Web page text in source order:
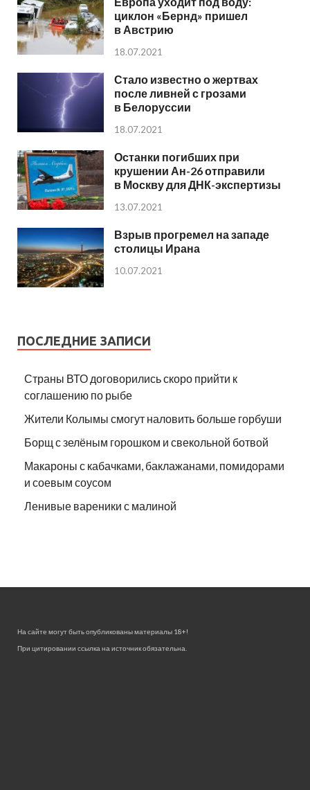
циклон «Бернд» пришел
в Австрию
18.07.2021
Стало известно о жертвах
после ливней с грозами
в Белоруссии
18.07.2021
Останки погибших при
крушении Ан-26 отправили
в Москву для ДНК-экспертизы
13.07.2021
Взрыв прогремел на западе
столицы Ирана
10.07.2021
ПОСЛЕДНИЕ ЗАПИСИ
Страны ВТО договорились скоро прийти к
соглашению по рыбе
Жители Колымы смогут наловить больше горбуши
Борщ с зелёным горошком и свекольной ботвой
Макароны с кабачками, баклажанами, помидорами
и соевым соусом
Ленивые вареники с малиной
На сайте могут быть опубликованы материалы 18+!
При цитировании ссылка на источник обязательна.